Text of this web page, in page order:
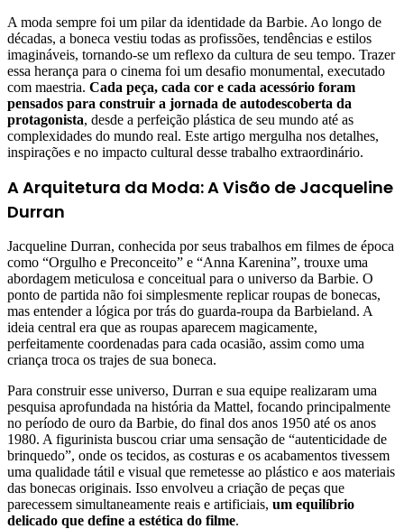
A moda sempre foi um pilar da identidade da Barbie. Ao longo de
décadas, a boneca vestiu todas as profissões, tendências e estilos
imagináveis, tornando-se um reflexo da cultura de seu tempo. Trazer
essa herança para o cinema foi um desafio monumental, executado
com maestria. Cada peça, cada cor e cada acessório foram
pensados para construir a jornada de autodescoberta da
protagonista, desde a perfeição plástica de seu mundo até as
complexidades do mundo real. Este artigo mergulha nos detalhes,
inspirações e no impacto cultural desse trabalho extraordinário.
A Arquitetura da Moda: A Visão de Jacqueline
Durran
Jacqueline Durran, conhecida por seus trabalhos em filmes de época
como “Orgulho e Preconceito” e “Anna Karenina”, trouxe uma
abordagem meticulosa e conceitual para o universo da Barbie. O
ponto de partida não foi simplesmente replicar roupas de bonecas,
mas entender a lógica por trás do guarda-roupa da Barbieland. A
ideia central era que as roupas aparecem magicamente,
perfeitamente coordenadas para cada ocasião, assim como uma
criança troca os trajes de sua boneca.
Para construir esse universo, Durran e sua equipe realizaram uma
pesquisa aprofundada na história da Mattel, focando principalmente
no período de ouro da Barbie, do final dos anos 1950 até os anos
1980. A figurinista buscou criar uma sensação de “autenticidade de
brinquedo”, onde os tecidos, as costuras e os acabamentos tivessem
uma qualidade tátil e visual que remetesse ao plástico e aos materiais
das bonecas originais. Isso envolveu a criação de peças que
parecessem simultaneamente reais e artificiais, um equilíbrio
delicado que define a estética do filme.